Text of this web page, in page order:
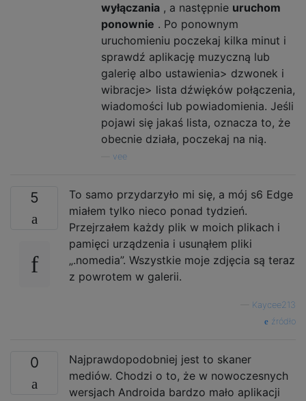
wyłączania , a następnie uruchom
ponownie . Po ponownym
uruchomieniu poczekaj kilka minut i
sprawdź aplikację muzyczną lub
galerię albo ustawienia> dzwonek i
wibracje> lista dźwięków połączenia,
wiadomości lub powiadomienia. Jeśli
pojawi się jakaś lista, oznacza to, że
obecnie działa, poczekaj na nią.
vee
5
To samo przydarzyło mi się, a mój s6 Edge
miałem tylko nieco ponad tydzień.
Przejrzałem każdy plik w moich plikach i
pamięci urządzenia i usunąłem pliki
„.nomedia”. Wszystkie moje zdjęcia są teraz
z powrotem w galerii.
Kaycee213
źródło
0
Najprawdopodobniej jest to skaner
mediów. Chodzi o to, że w nowoczesnych
wersjach Androida bardzo mało aplikacji